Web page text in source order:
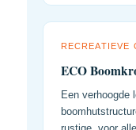
RECREATIEVE
ECO
Een verhoogde